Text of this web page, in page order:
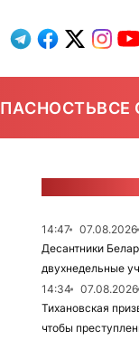
ВСЕ
14:47 07.08.2026
Десантники
двухнедельные
14:34
07.08.2026
Тихановская
чтобы